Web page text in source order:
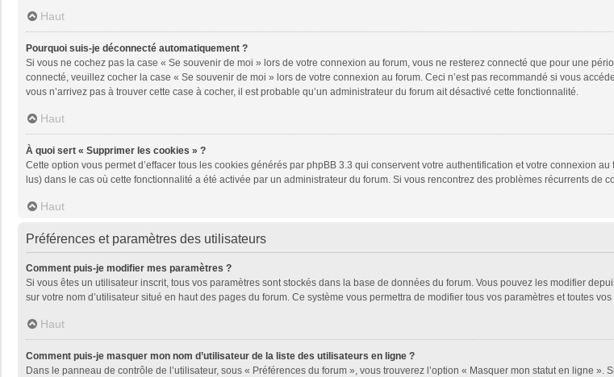
Haut
Pourquoi suis-je déconnecté automatiquement ?
Si vous ne cochez pas la case « Se souvenir de moi » lors de votre connexion au forum, vous ne resterez connecté que pour une
connecté, veuillez cocher la case « Se souvenir de moi » lors de votre connexion au forum. Ceci n’est pas recommandé si vous
vous n’arrivez pas à trouver cette case à cocher, il est probable qu’un administrateur du forum ait désactivé cette fonctionnalité.
Haut
À quoi sert « Supprimer les cookies » ?
Cette option vous permet d’effacer tous les cookies générés par phpBB 3.3 qui conservent votre authentification et votre connexion
lus) dans le cas où cette fonctionnalité a été activée par un administrateur du forum. Si vous rencontrez des problèmes récurrents de
Haut
Préférences et paramètres des utilisateurs
Comment puis-je modifier mes paramètres ?
Si vous êtes un utilisateur inscrit, tous vos paramètres sont stockés dans la base de données du forum. Vous pouvez les modifier
sur votre nom d’utilisateur situé en haut des pages du forum. Ce système vous permettra de modifier tous vos paramètres et toutes
Haut
Comment puis-je masquer mon nom d’utilisateur de la liste des utilisateurs en ligne ?
Dans le panneau de contrôle de l’utilisateur, sous « Préférences du forum », vous trouverez l’option « Masquer mon statut en ligne